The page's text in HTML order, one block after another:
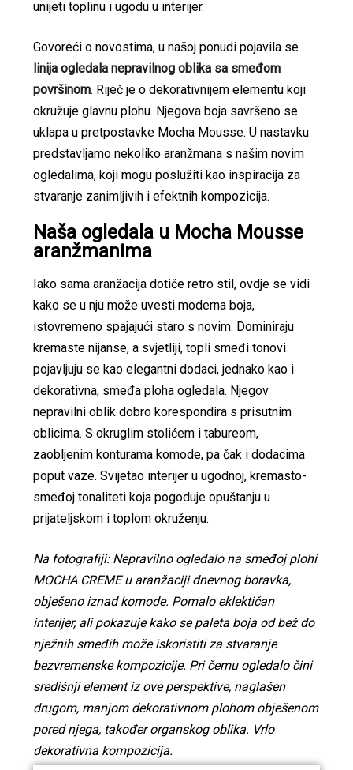
unijeti toplinu i ugodu u interijer.
Govoreći o novostima, u našoj ponudi pojavila se
linija ogledala nepravilnog oblika sa smeđom
površinom. Riječ je o dekorativnijem elementu koji
okružuje glavnu plohu. Njegova boja savršeno se
uklapa u pretpostavke Mocha Mousse. U nastavku
predstavljamo nekoliko aranžmana s našim novim
ogledalima, koji mogu poslužiti kao inspiracija za
stvaranje zanimljivih i efektnih kompozicija.
Naša ogledala u Mocha Mousse
aranžmanima
Iako sama aranžacija dotiče retro stil, ovdje se vidi
kako se u nju može uvesti moderna boja,
istovremeno spajajući staro s novim. Dominiraju
kremaste nijanse, a svjetliji, topli smeđi tonovi
pojavljuju se kao elegantni dodaci, jednako kao i
dekorativna, smeđa ploha ogledala. Njegov
nepravilni oblik dobro korespondira s prisutnim
oblicima. S okruglim stolićem i tabureom,
zaobljenim konturama komode, pa čak i dodacima
poput vaze. Svijetao interijer u ugodnoj, kremasto-
smeđoj tonaliteti koja pogoduje opuštanju u
prijateljskom i toplom okruženju.
Na fotografiji: Nepravilno ogledalo na smeđoj plohi
MOCHA CREME u aranžaciji dnevnog boravka,
obješeno iznad komode. Pomalo eklektičan
interijer, ali pokazuje kako se paleta boja od bež do
nježnih smeđih može iskoristiti za stvaranje
bezvremenske kompozicije. Pri čemu ogledalo čini
središnji element iz ove perspektive, naglašen
drugom, manjom dekorativnom plohom obješenom
pored njega, također organskog oblika. Vrlo
dekorativna kompozicija.